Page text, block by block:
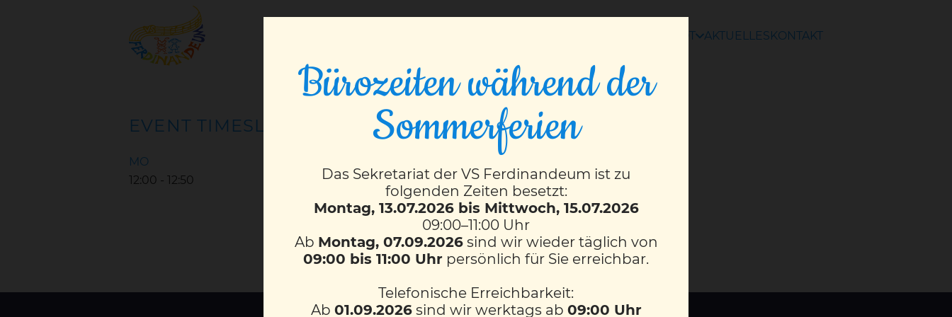
ANGEBOT AKTUELLESKONTAKT
EVENT TIMESLOTS (1)
MO
12:00 - 12:50
Bürozeiten während der
Sommerferien
Das Sekretariat der VS Ferdinandeum ist zu
folgenden Zeiten besetzt:
Montag, 13.07.2026 bis Mittwoch, 15.07.2026
09:00–11:00 Uhr
Ab Montag, 07.09.2026sind wir wieder täglich von
09:00 bis 11:00 Uhr persönlich für Sie erreichbar.
Telefonische Erreichbarkeit:
Ab 01.09.2026sind wir werktags ab 09:00 Uhr